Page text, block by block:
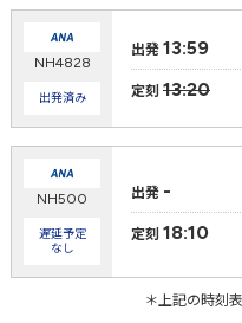
NH4828
出発済み
出発 13:59
定刻 13:20
NH500
遅延予定
なし
出発 -
定刻 18:10
＊上記の時刻